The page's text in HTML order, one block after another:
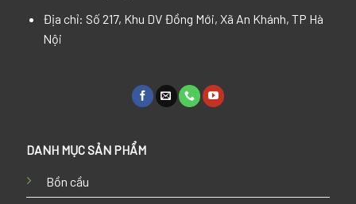
Địa chỉ: Số 217, Khu DV Đồng Mới, Xã An Khánh, TP Hà
Nội
DANH MỤC SẢN PHẨM
Bồn cầu